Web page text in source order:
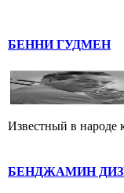
БЕННИ ГУДМЕН
Известный в народе
БЕНДЖАМИН